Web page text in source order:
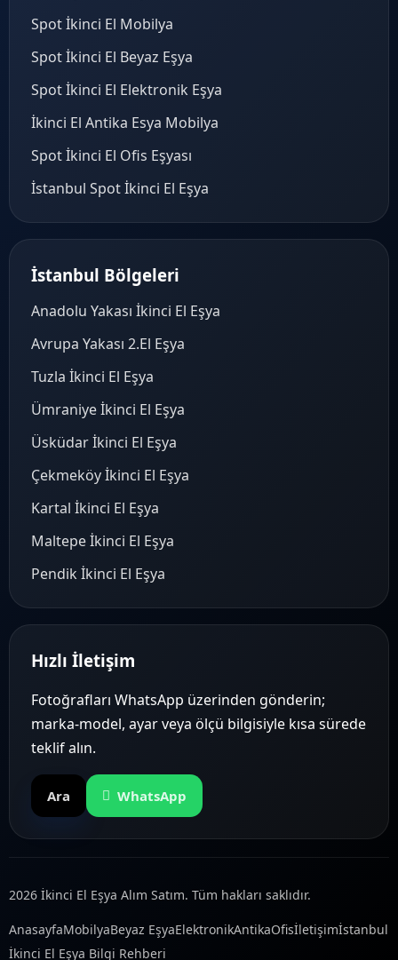
Spot İkinci El Mobilya
Spot İkinci El Beyaz Eşya
Spot İkinci El Elektronik Eşya
İkinci El Antika Esya Mobilya
Spot İkinci El Ofis Eşyası
İstanbul Spot İkinci El Eşya
İstanbul Bölgeleri
Anadolu Yakası İkinci El Eşya
Avrupa Yakası 2.El Eşya
Tuzla İkinci El Eşya
Ümraniye İkinci El Eşya
Üsküdar İkinci El Eşya
Çekmeköy İkinci El Eşya
Kartal İkinci El Eşya
Maltepe İkinci El Eşya
Pendik İkinci El Eşya
Hızlı İletişim
Fotoğrafları WhatsApp üzerinden gönderin;
marka-model, ayar veya ölçü bilgisiyle kısa sürede
teklif alın.
Ara WhatsApp
2026 İkinci El Eşya Alım Satım. Tüm hakları saklıdır.
AnasayfaMobilyaBeyaz EşyaElektronikAntikaOfisİletişimİstanbul
İkinci El Eşya Bilgi Rehberi